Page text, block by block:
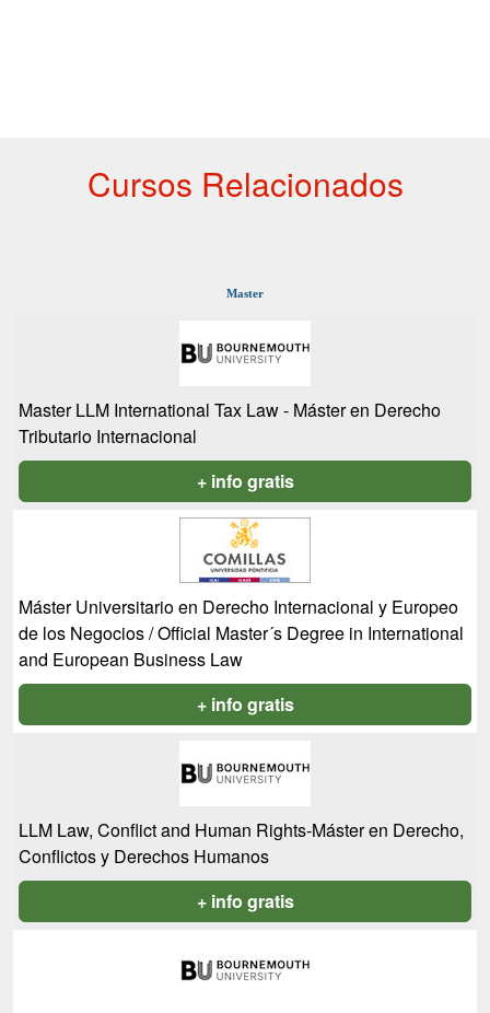
Cursos Relacionados
Master
Master LLM International Tax Law - Máster en Derecho
Tributario Internacional
+ info gratis
Máster Universitario en Derecho Internacional y Europeo
de los Negocios / Official Master´s Degree in International
and European Business Law
+ info gratis
LLM Law, Conflict and Human Rights-Máster en Derecho,
Conflictos y Derechos Humanos
+ info gratis